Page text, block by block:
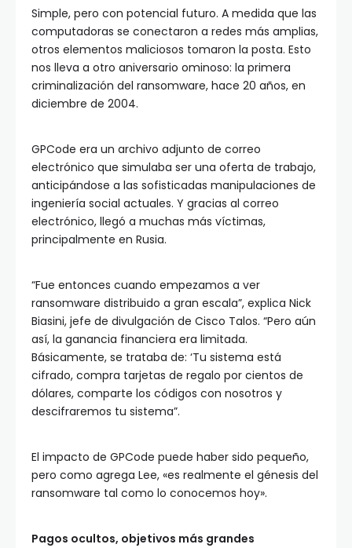
Simple, pero con potencial futuro. A medida que las
computadoras se conectaron a redes más amplias,
otros elementos maliciosos tomaron la posta. Esto
nos lleva a otro aniversario ominoso: la primera
criminalización del ransomware, hace 20 años, en
diciembre de 2004.
GPCode era un archivo adjunto de correo
electrónico que simulaba ser una oferta de trabajo,
anticipándose a las sofisticadas manipulaciones de
ingeniería social actuales. Y gracias al correo
electrónico, llegó a muchas más víctimas,
principalmente en Rusia.
“Fue entonces cuando empezamos a ver
ransomware distribuido a gran escala”, explica Nick
Biasini, jefe de divulgación de Cisco Talos. “Pero aún
así, la ganancia financiera era limitada.
Básicamente, se trataba de: ‘Tu sistema está
cifrado, compra tarjetas de regalo por cientos de
dólares, comparte los códigos con nosotros y
descifraremos tu sistema”.
El impacto de GPCode puede haber sido pequeño,
pero como agrega Lee, «es realmente el génesis del
ransomware tal como lo conocemos hoy».
Pagos ocultos, objetivos más grandes